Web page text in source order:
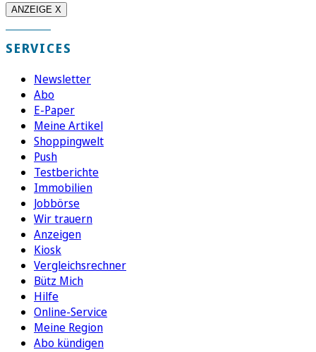
ANZEIGE X
SERVICES
Newsletter
Abo
E-Paper
Meine Artikel
Shoppingwelt
Push
Testberichte
Immobilien
Jobbörse
Wir trauern
Anzeigen
Kiosk
Vergleichsrechner
Bütz Mich
Hilfe
Online-Service
Meine Region
Abo kündigen